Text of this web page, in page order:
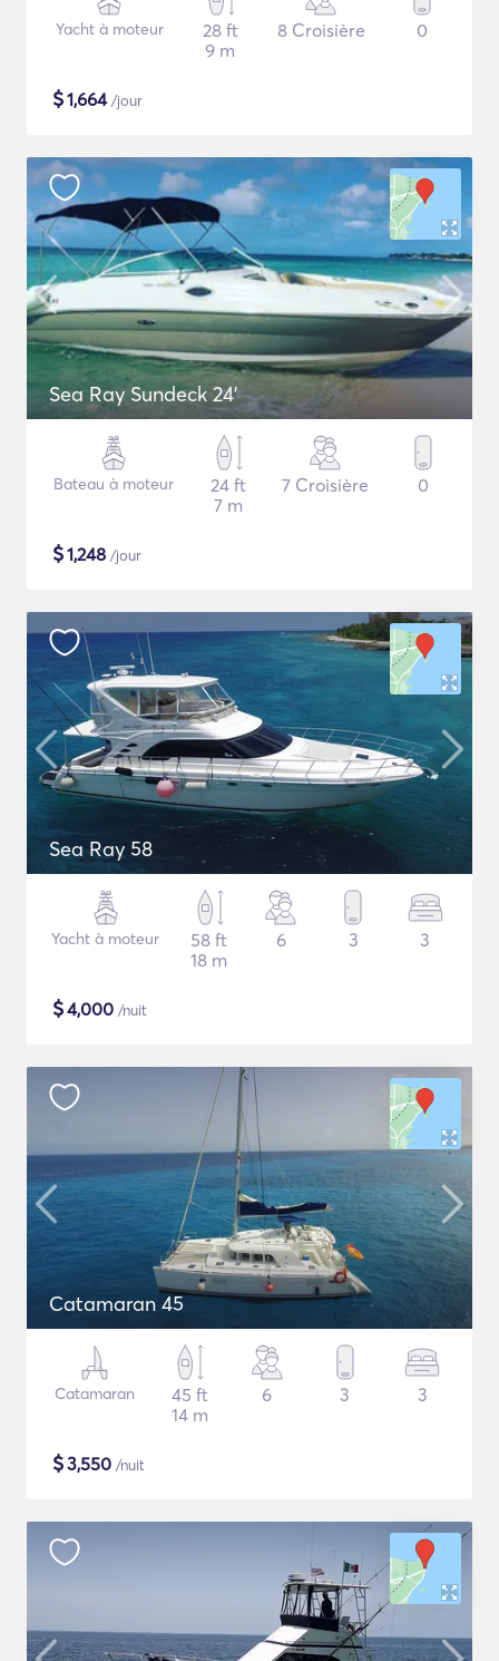
Yacht à moteur
28 ft
9 m
8 Croisière 0
$1,664/jour
Sea Ray Sundeck 24'
Bateau à moteur
24 ft
7 m
7 Croisière 0
$1,248 /jour
Sea Ray 58
Yacht à moteur
58 ft
18 m
6 3 3
$4,000 /nuit
Catamaran 45
Catamaran
45 ft
14 m
6 3 3
$3,550 /nuit